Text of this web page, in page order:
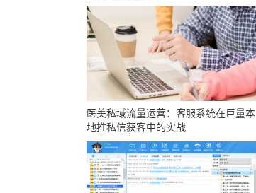
医美私域流量运营：客服系统在巨量本
地推私信获客中的实战